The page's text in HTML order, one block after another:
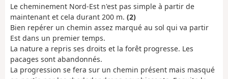
Le cheminement Nord-Est n'est pas simple à partir de
maintenant et cela durant 200 m. (2)
Bien repérer un chemin assez marqué au sol qui va partir
Est dans un premier temps.
La nature a repris ses droits et la forêt progresse. Les
pacages sont abandonnés.
La progression se fera sur un chemin présent mais masqué